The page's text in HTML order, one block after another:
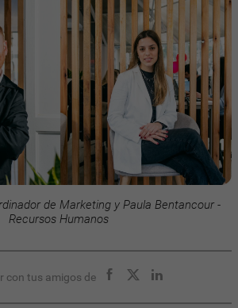
de Marketing y Paula Bentancour -
Recursos Humanos
con tus amigos de